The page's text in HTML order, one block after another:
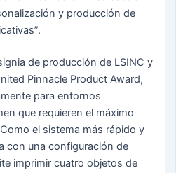
y producción de
de producción de LSINC y
Pinnacle Product Award,
para entornos
que requieren el máximo
el sistema más rápido y
con una configuración de
imprimir cuatro objetos de